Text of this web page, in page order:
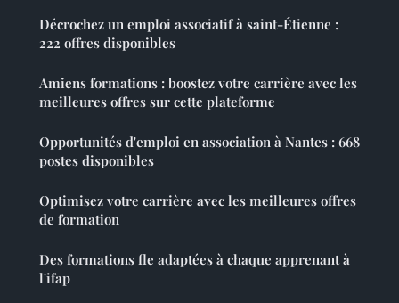
Décrochez un emploi associatif à saint-Étienne :
222 offres disponibles
Amiens formations : boostez votre carrière avec les
meilleures offres sur cette plateforme
Opportunités d'emploi en association à Nantes : 668
postes disponibles
Optimisez votre carrière avec les meilleures offres
de formation
Des formations fle adaptées à chaque apprenant à
l'ifap